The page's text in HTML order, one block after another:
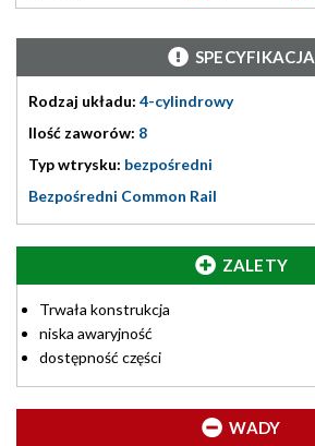
SPECYFIKACJA
Rodzaj układu: 4-cylindrowy
Ilość zaworów: 8
Typ wtrysku: bezpośredni
Bezpośredni Common Rail
ZALETY
Trwała konstrukcja
niska awaryjność
dostępność części
WADY